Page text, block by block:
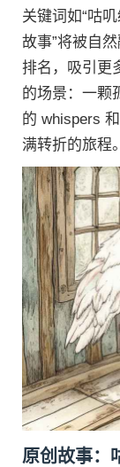
关键词如“咕
故事”将被自
排名，吸引更
的场景：一颗
的 whispers
满转折的旅程。
原创故事：